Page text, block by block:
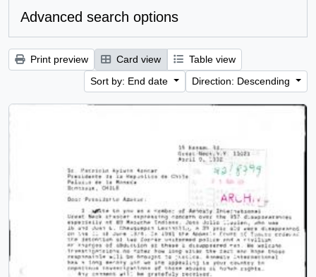
Advanced search options
Print preview Card view
Table view
Sort by: End date
Direction: Descending